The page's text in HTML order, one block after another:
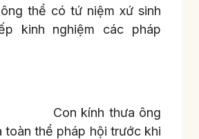
thể có tứ niệm xứ sinh
kinh nghiệm các pháp
kính thưa ông
toàn thể pháp hội trước khi